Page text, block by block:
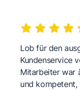
Lob für den
Kundenservice
Mitarbeiter war
und kompetent,